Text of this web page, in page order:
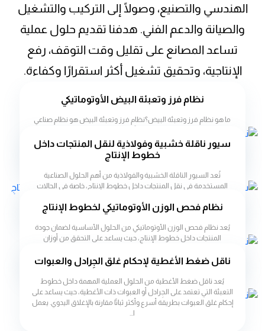
الهندسي والتصنيع، وصولًا إلى التركيب والتشغيل
والصيانة والدعم الفني. هدفنا تقديم حلول عملية
تساعد المصانع على تقليل وقت التوقف، رفع
الإنتاجية، وتحقيق تشغيل أكثر استقرارًا وكفاءة.
نظام فرز وتعبئة البيض الأوتوماتيكي
ما هو نظام فرز وتعبئة البيض؟نظام فرز وتعبئة البيض هو نظام صناعي
حيث يضمن فرز البيض بدقة حسب الوزن أو الحجم طبقًا للمعايير
المحددة....
سيور ناقلة خشبية وفولاذية لنقل المنتجات داخل
خطوط الإنتاج
تُعد السيور الناقلة الخشبية والفولاذية من أهم الحلول الصناعية
المستخدمة في نقل المنتجات داخل خطوط الإنتاج، خاصة في الحالات
خاصة. يتم تصميم...
نظام فحص الوزن الأوتوماتيكي لخطوط الإنتاج
يُعد نظام فحص الوزن الأوتوماتيكي من الحلول الأساسية لضمان جودة
المنتجات داخل خطوط الإنتاج، حيث يساعد على التحقق من أوزان
اكتشاف أي اختلاف ف...
ناقل ضغط الأغطية لإحكام غلق الجِرادل والعبوات
يُعد ناقل ضغط الأغطية من الحلول العملية المهمة داخل خطوط
التعبئة التي تعتمد على الجِرادل أو العبوات ذات الأغطية، حيث يساعد على
إحكام غلق العبوات بطريقة أسرع وأكثر ثباتًا مقارنة بالإغلاق اليدوي. يعمل
ا...